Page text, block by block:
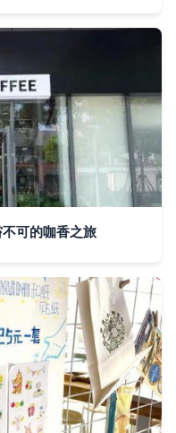
可的咖香之旅